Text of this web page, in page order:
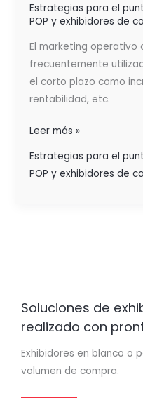
Estrategias para el
POP y exhibidores de
El marketing
frecuentemente
el corto plazo como
rentabilidad, etc.
Leer más »
Estrategias para el
POP y exhibidores de
Soluciones de
realizado con
Exhibidores en blanco o
volumen de compra.